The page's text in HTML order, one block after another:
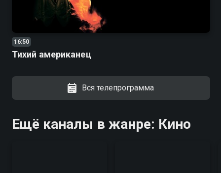
16:50
Тихий американец
Вся телепрограмма
Ещё каналы в жанре: Кино